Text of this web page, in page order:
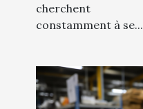
cherchent
constamment à se...